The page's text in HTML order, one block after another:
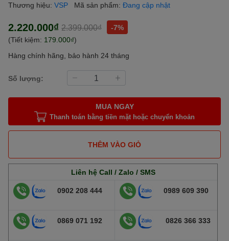
Thương hiệu: VSP Mã sản phẩm: Đang cập nhật
2.220.000₫ 2.399.000₫
-7%
(Tiết kiệm: 179.000₫)
Hàng chính hãng, bảo hành 24 tháng
Số lượng:
MUA NGAY
Thanh toán bằng tiền mặt hoặc chuyển khoản
THÊM VÀO GIỎ
Liên hệ Call / Zalo / SMS
0902 208 444 0989 609 390
0869 071 192 0826 366 333